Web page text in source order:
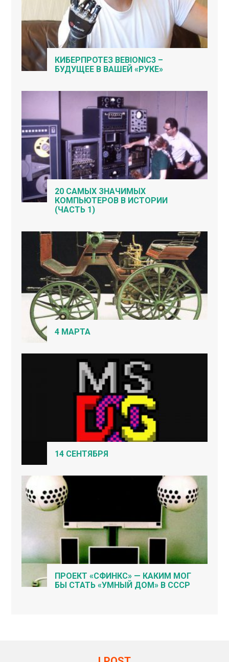
КИБЕРПРОТЕЗ BEBIONIC3 –
БУДУЩЕЕ В ВАШЕЙ «РУКЕ»
20 САМЫХ ЗНАЧИМЫХ
КОМПЬЮТЕРОВ В ИСТОРИИ
(ЧАСТЬ 1)
4 МАРТА
14 СЕНТЯБРЯ
ПРОЕКТ «СФИНКС» — КАКИМ МОГ
БЫ СТАТЬ «УМНЫЙ ДОМ» В СССР